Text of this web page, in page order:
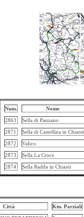
Num. Nome
2863
Sella di Panzano
2871
Sella di Castellina in Chianti
2872
Valico
2873
Sella La Croce
2874
Sella Radda in Chianti
Città Km. Parziali